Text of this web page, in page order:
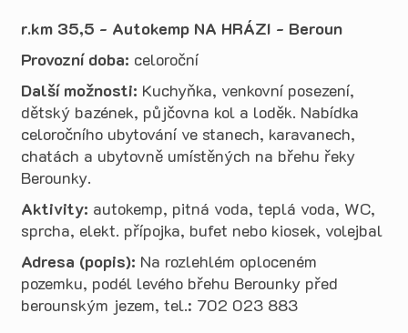
r.km 35,5 - Autokemp NA HRÁZI - Beroun
Provozní doba: celoroční
Další možnosti: Kuchyňka, venkovní posezení,
dětský bazének, půjčovna kol a loděk. Nabídka
celoročního ubytování ve stanech, karavanech,
chatách a ubytovně umístěných na břehu řeky
Berounky.
Aktivity: autokemp, pitná voda, teplá voda, WC,
sprcha, elekt. přípojka, bufet nebo kiosek, volejbal
Adresa (popis): Na rozlehlém oploceném
pozemku, podél levého břehu Berounky před
berounským jezem, tel.: 702 023 883